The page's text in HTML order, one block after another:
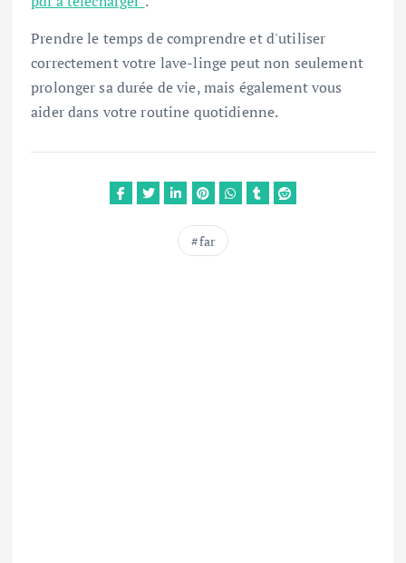
Prendre le temps de comprendre et d'utiliser
correctement votre lave-linge peut non seulement
prolonger sa durée de vie, mais également vous
aider dans votre routine quotidienne.
far